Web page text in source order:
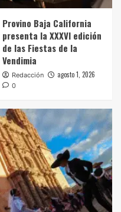
Provino Baja California
presenta la XXXVI edición
de las Fiestas de la
Vendimia
Redacción agosto 1, 2026
0